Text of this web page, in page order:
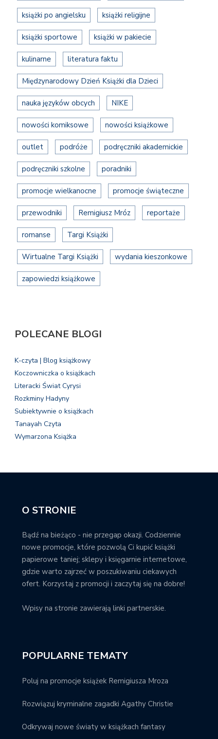
książki po angielsku książki religijne
książki sportowe książki w pakiecie
kulinarne literatura faktu
Międzynarodowy Dzień Książki dla Dzieci
nauka języków obcych NIKE
nowości komiksowe nowości książkowe
outlet podróże podręczniki akademickie
podręczniki szkolne poradniki
promocje wielkanocne promocje świąteczne
przewodniki Remigiusz Mróz reportaże
romanse Targi Książki
Wirtualne Targi Książki wydania kieszonkowe
zapowiedzi książkowe
POLECANE BLOGI
K-czyta | Blog książkowy
Koczowniczka o książkach
Literacki Świat Cyrysi
Rozkminy Hadyny
Subiektywnie o książkach
Tanayah Czyta
Wymarzona Książka
O STRONIE
Bądź na bieżąco - nie przegap okazji. Codziennie
nowe promocje, które pozwolą Ci kupić książki
papierowe taniej; sklepy i księgarnie internetowe,
gdzie warto zajrzeć w poszukiwaniu ciekawych
ofert. Korzystaj z promocji i zaczytaj się na dobre!
Wpisy na stronie zawierają linki partnerskie.
POPULARNE TEMATY
Poluj na promocje książek Remigiusza Mroza
Rozwiązuj kryminalne zagadki Agathy Christie
Odkrywaj nowe światy w książkach fantasy